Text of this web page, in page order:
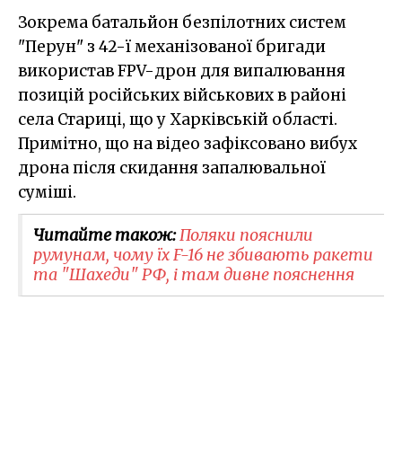
Зокрема батальйон безпілотних систем
"Перун" з 42-ї механізованої бригади
використав FPV-дрон для випалювання
позицій російських військових в районі
села Стариці, що у Харківській області.
Примітно, що на відео зафіксовано вибух
дрона після скидання запалювальної
суміші.
Читайте також:Поляки пояснили
румунам, чому їх F-16 не збивають ракети
та "Шахеди" РФ, і там дивне пояснення